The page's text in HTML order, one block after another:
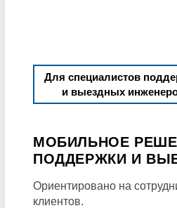
Для специалистов
и выездных
МОБИЛЬНОЕ
ПОДДЕРЖКИ И
Ориентировано на
клиентов.